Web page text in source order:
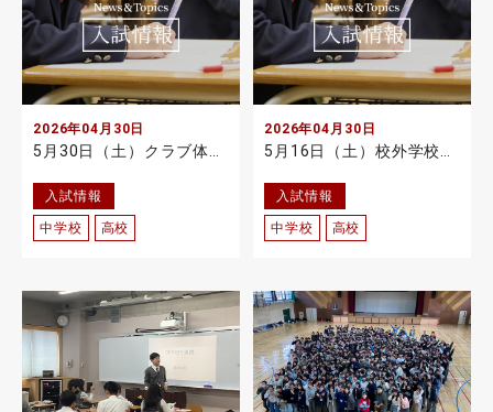
2026年04月30日
入試情報
中学校 高校
2026年04月30日
入試情報
中学校 高校